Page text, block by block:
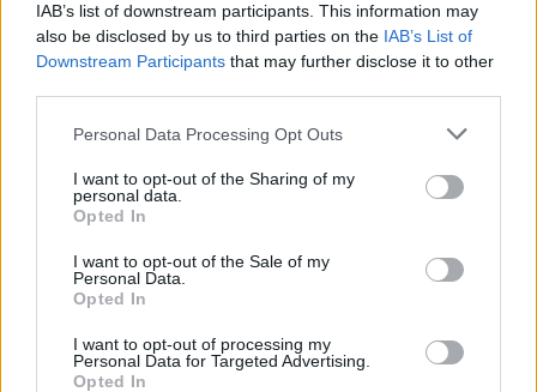
IAB’s list of downstream participants. This information may
also be disclosed by us to third parties on the IAB’s List of
Downstream Participants that may further disclose it to other
Please note that this website/app uses one or more Google
not limited to your visit or usage behaviour. You may click to
grant or deny consent to Google and its third-party tags to
use your data for below specified purposes in below Google
consent section.
Personal Data Processing Opt Outs
I want to opt-out of the Sharing of my
personal data.
Opted In
I want to opt-out of the Sale of my
Personal Data.
Opted In
I want to opt-out of processing my
Personal Data for Targeted Advertising.
Opted In
Országos hírek
Itt az ÉVOSZ megoldása a hőhullámok és
az energiakrízis kezelésére
Miért éri meg Afrikában utat építeni?
Kihívások labirintusában